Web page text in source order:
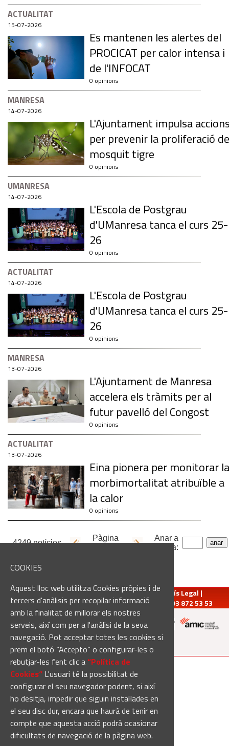
COOKIES
Aquest lloc web utilitza Cookies pròpies i de
tercers d'anàlisis per recopilar informació
amb la finalitat de millorar els nostres
serveis, així com per a l'anàlisi de la seva
navegació. Pot acceptar totes les cookies si
prem el botó “Accepto” o configurar-les o
rebutjar-les fent clic a“Política de
Cookies“ L'usuari té la possibilitat de
configurar el seu navegador podent, si així
ho desitja, impedir que siguin instal·lades en
el seu disc dur, encara que haurà de tenir en
compte que aquesta acció podrà ocasionar
dificultats de navegació de la pàgina web.
ACTUALITAT
15-07-2026
Es mantenen les alertes del
PROCICAT per calor intensa i
de l'INFOCAT
0 opinions
MANRESA
14-07-2026
L'Ajuntament impulsa
per prevenir la proliferació
mosquit tigre
0 opinions
UMANRESA
14-07-2026
L'Escola de Postgrau
d'UManresa tanca el curs 25-
26
0 opinions
ACTUALITAT
14-07-2026
L'Escola de Postgrau
d'UManresa tanca el curs 25-
26
0 opinions
MANRESA
13-07-2026
L'Ajuntament de Manresa
accelera els tràmits per al
futur pavelló del Congost
0 opinions
ACTUALITAT
13-07-2026
Eina pionera per monitorar la
morbimortalitat atribuïble a
la calor
0 opinions
4249 notícies
Pàgina
Anar a
pàgina:
redaccio@manresadiari.cat|Qui som Avís Legal |
Pompeu Fabra, 7-13, 08240-Manresa | Tel.: 93 872 53 53
Altres mitjans del grup:
[Web creada perDuma Interactiva